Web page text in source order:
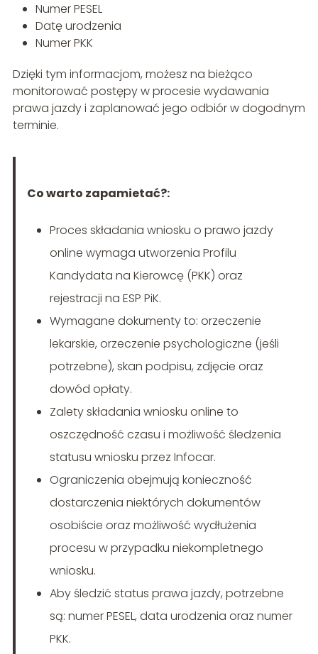
Numer PESEL
Datę urodzenia
Numer PKK
Dzięki tym informacjom, możesz na bieżąco
monitorować postępy w procesie wydawania
prawa jazdy i zaplanować jego odbiór w dogodnym
terminie.
Co warto zapamietać?:
Proces składania wniosku o prawo jazdy
online wymaga utworzenia Profilu
Kandydata na Kierowcę (PKK) oraz
rejestracji na ESP PiK.
Wymagane dokumenty to: orzeczenie
lekarskie, orzeczenie psychologiczne (jeśli
potrzebne), skan podpisu, zdjęcie oraz
dowód opłaty.
Zalety składania wniosku online to
oszczędność czasu i możliwość śledzenia
statusu wniosku przez Infocar.
Ograniczenia obejmują konieczność
dostarczenia niektórych dokumentów
osobiście oraz możliwość wydłużenia
procesu w przypadku niekompletnego
wniosku.
Aby śledzić status prawa jazdy, potrzebne
są: numer PESEL, data urodzenia oraz numer
PKK.